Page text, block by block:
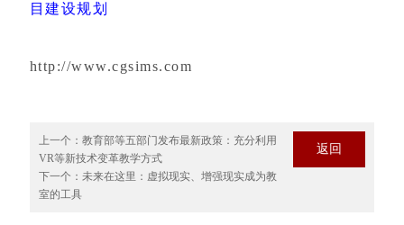
目建设规划
http://www.cgsims.com
上一个： 教育部等五部门发布最新政策：充分利用
VR等新技术变革教学方式
下一个： 未来在这里：虚拟现实、增强现实成为教
室的工具
返回